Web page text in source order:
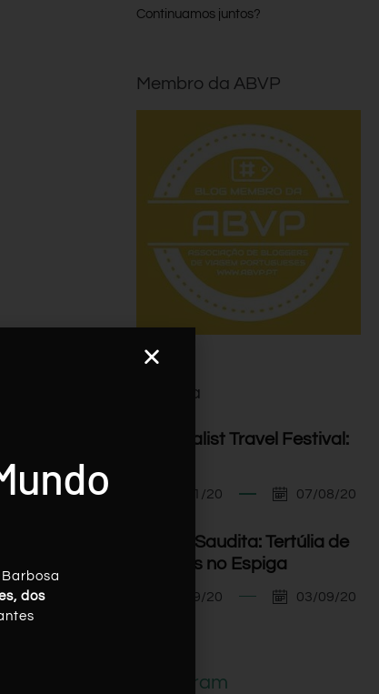
Continuamos juntos?
Membro da ABVP
Agenda
I Minimalist Travel Festival:
07/11/20 07/08/20
Arábia Saudita: Tertúlia de
Viagens no Espiga
03/09/20 03/09/20
Instagram
dos